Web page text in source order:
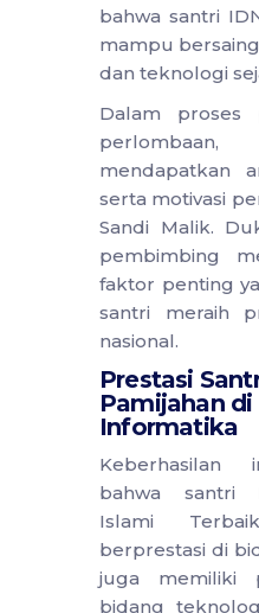
bahwa santri
mampu
dan teknologi
Dalam proses
mendapatkan
serta motivasi
Sandi Malik.
pembimbing
faktor penting
santri meraih
nasional.
Prestasi
Pamijahan
Informatika
Keberhasilan
bahwa santri
Islami
berprestasi di
juga memiliki
bidang